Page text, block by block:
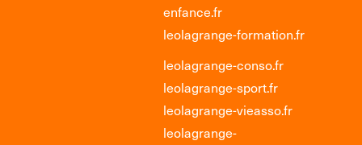
enfance.fr
leolagrange-formation.fr
leolagrange-conso.fr
leolagrange-sport.fr
leolagrange-vieasso.fr
leolagrange-